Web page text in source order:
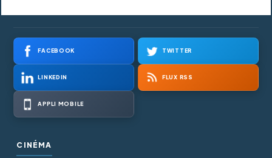
FACEBOOK TWITTER
LINKEDIN FLUX RSS
APPLI MOBILE
CINÉMA